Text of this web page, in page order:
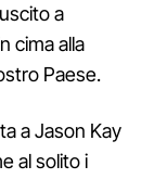
a
cima alla
Paese.
a Jason Kay
al solito i